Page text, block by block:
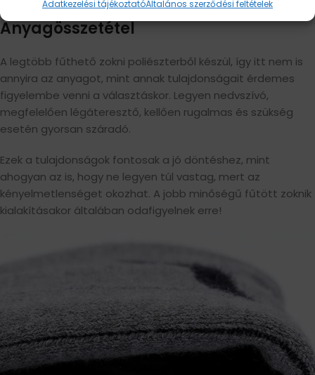
Adatkezelési tájékoztatóÁltalános szerződési feltételek
Anyagösszetétel
A legtöbb fűthető zokni poliészterből készül, így itt nem is
annyira az anyagot, mint annak tulajdonságait érdemes
figyelembe venni a választáskor. Legyen nedvszívó,
megfelelően légáteresztő, kellően rugalmas és szükség
esetén gyorsan száradó.
Ezek a tulajdonságok fontosak a jó döntéshez, mint
ahogyan az is, hogy ne legyen túl vastag, mert az
kényelmetlenséget okozhat. A jobb minőségű fűtött zoknik
kialakításakor általában odafigyelnek erre!